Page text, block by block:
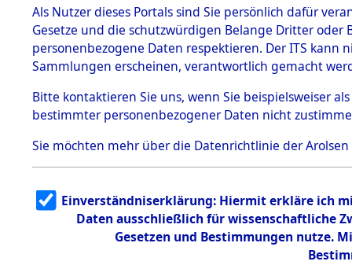
Effekten
1.2.9.1
Effekten aus
dem KZ
Dachau
1.2.9.2
Effekten aus
dem KZ
Bayerisches
1.2.9.3
Effekten aus
dem KZ
Neuengamm Einen Kommentar
Als Nutzer dieses Portals sind Sie persönlich dafür
Gesetze und die schutzwürdigen Belange Dritter
personenbezogene Daten respektieren. Der ITS
Sammlungen erscheinen, verantwortlich gemacht
Bitte kontaktieren Sie uns, wenn Sie beispielsweiser
bestimmter personenbezogener Daten nicht
Sie möchten mehr über die Datenrichtlinie der Arolsen
Einverständniserklärung: Hiermit erkläre ich
Daten ausschließlich für wissenschaftliche
Gesetzen und Bestimmungen nutze.